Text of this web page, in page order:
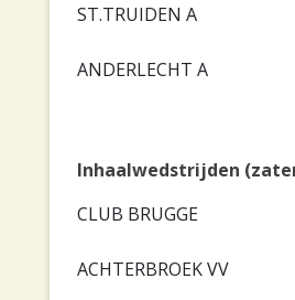
ST.TRUIDEN A
ANDERLECHT A
Inhaalwedstrijden
CLUB BRUGGE
ACHTERBROEK VV